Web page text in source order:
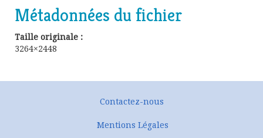
Métadonnées du fichier
Taille originale :
3264×2448
Contactez-nous
Mentions Légales